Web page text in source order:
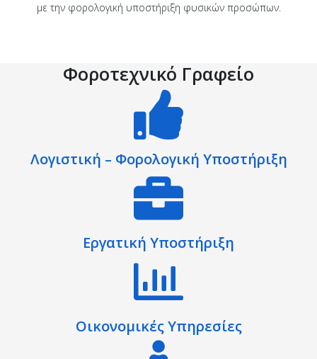
με την φορολογική υποστήριξη φυσικών προσώπων.
Φοροτεχνικό Γραφείο
Λογιστική – Φορολογική Υποστήριξη
Εργατική Υποστήριξη
Οικονομικές Υπηρεσίες